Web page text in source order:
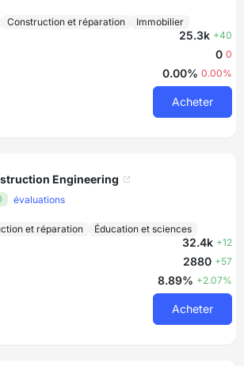
Construction et réparation Immobilier
25.3k +40
0 0
0.00% 0.00%
Acheter
Engineering
évaluations
et réparation Éducation et sciences
32.4k +12
2880 +57
8.89% +2.07%
Acheter